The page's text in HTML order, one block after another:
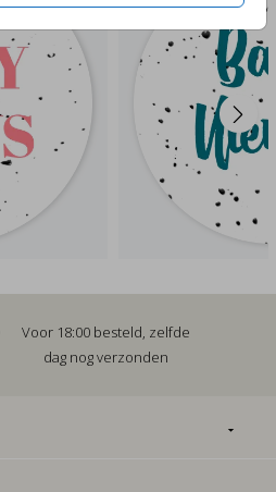
Voor 18:00 besteld, zelfde
dag nog verzonden